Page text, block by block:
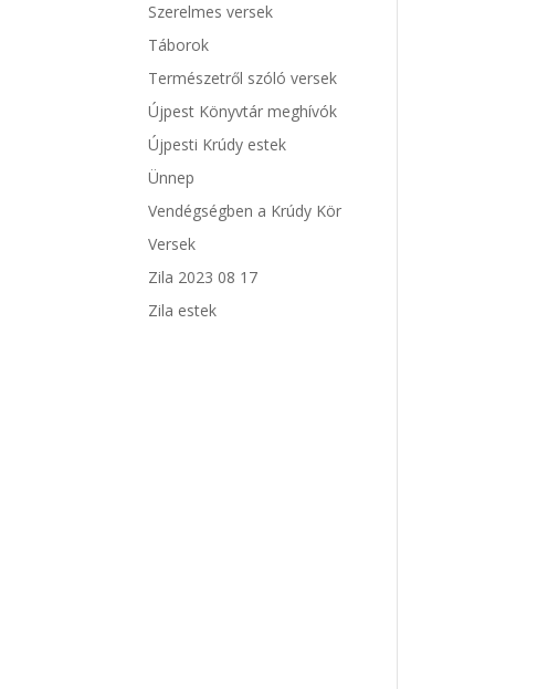
Szerelmes versek
Táborok
Természetről szóló versek
Újpest Könyvtár meghívók
Újpesti Krúdy estek
Ünnep
Vendégségben a Krúdy Kör
Versek
Zila 2023 08 17
Zila estek